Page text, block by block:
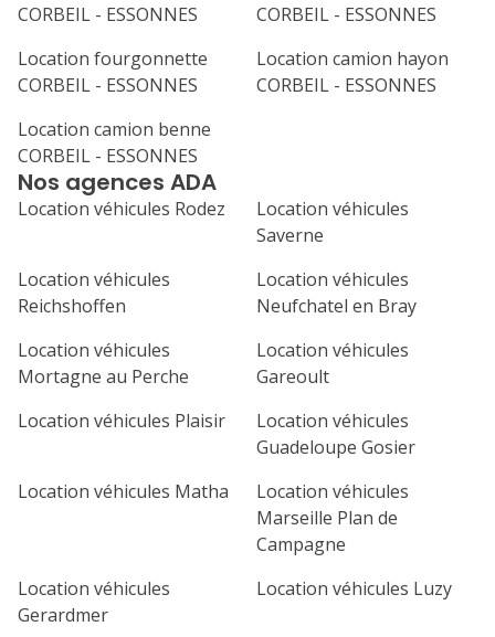
31
septembre 2026
lu ma me je
ve
1
7 8
16
21 23 24
Nos agences ADA
Location véhicules Rodez
Location véhicules
Saverne
Location véhicules
Reichshoffen
Location véhicules
Neufchatel en Bray
Location véhicules
Mortagne au Perche
Location véhicules
Gareoult
Location véhicules Plaisir
Location véhicules
Guadeloupe Gosier
Location véhicules Matha
Location véhicules
Marseille Plan de
Campagne
Location véhicules
Gerardmer
Location véhicules Luzy
CORBEIL - ESSONNES
CORBEIL - ESSONNES
Location fourgonnette
CORBEIL - ESSONNES
Location camion hayon
CORBEIL - ESSONNES
Location camion benne
CORBEIL - ESSONNES